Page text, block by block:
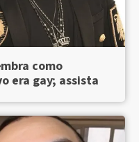
como
era gay; assista